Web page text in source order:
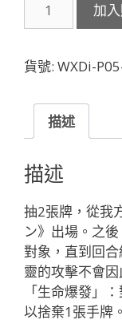
P05-
Ｈ
Ｍ
Ｌ
Ｎ
Ｓ
Ｔ
Ｅ
Ｐ
「藍
色
魔
法
加
貨號: WXDi-
描述
描述
抽2張牌，從我
ン》出場。之
對象，直到回
靈的攻擊不會
「生命爆發」
以捨棄1張手牌